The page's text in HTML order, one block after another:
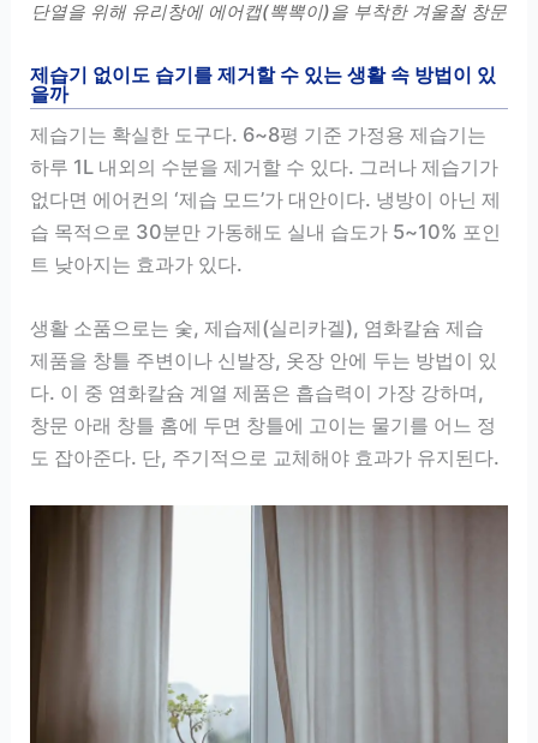
단열을 위해 유리창에 에어캡(뽁뽁이)을 부착한 겨울철 창문
제습기 없이도 습기를 제거할 수 있는 생활 속 방법이 있
을까
제습기는 확실한 도구다. 6~8평 기준 가정용 제습기는
하루 1L 내외의 수분을 제거할 수 있다. 그러나 제습기가
없다면 에어컨의 ‘제습 모드’가 대안이다. 냉방이 아닌 제
습 목적으로 30분만 가동해도 실내 습도가 5~10% 포인
트 낮아지는 효과가 있다.
생활 소품으로는 숯, 제습제(실리카겔), 염화칼슘 제습
제품을 창틀 주변이나 신발장, 옷장 안에 두는 방법이 있
다. 이 중 염화칼슘 계열 제품은 흡습력이 가장 강하며,
창문 아래 창틀 홈에 두면 창틀에 고이는 물기를 어느 정
도 잡아준다. 단, 주기적으로 교체해야 효과가 유지된다.